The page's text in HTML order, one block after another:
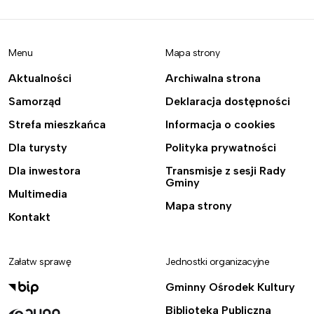
Menu
Aktualności
Samorząd
Strefa mieszkańca
Dla turysty
Dla inwestora
Multimedia
Kontakt
Mapa strony
Archiwalna strona
Deklaracja dostępności
Informacja o cookies
Polityka prywatności
Transmisje z sesji Rady
Gminy
Mapa strony
Załatw sprawę Jednostki organizacyjne
Gminny Ośrodek Kultury
Biblioteka Publiczna